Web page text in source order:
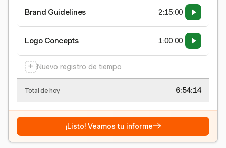
Brand Guidelines 2:15:00
Logo Concepts 1:00:00
+ Nuevo registro de tiempo
Total de hoy 6:54:15
¡Listo! Veamos tu informe→